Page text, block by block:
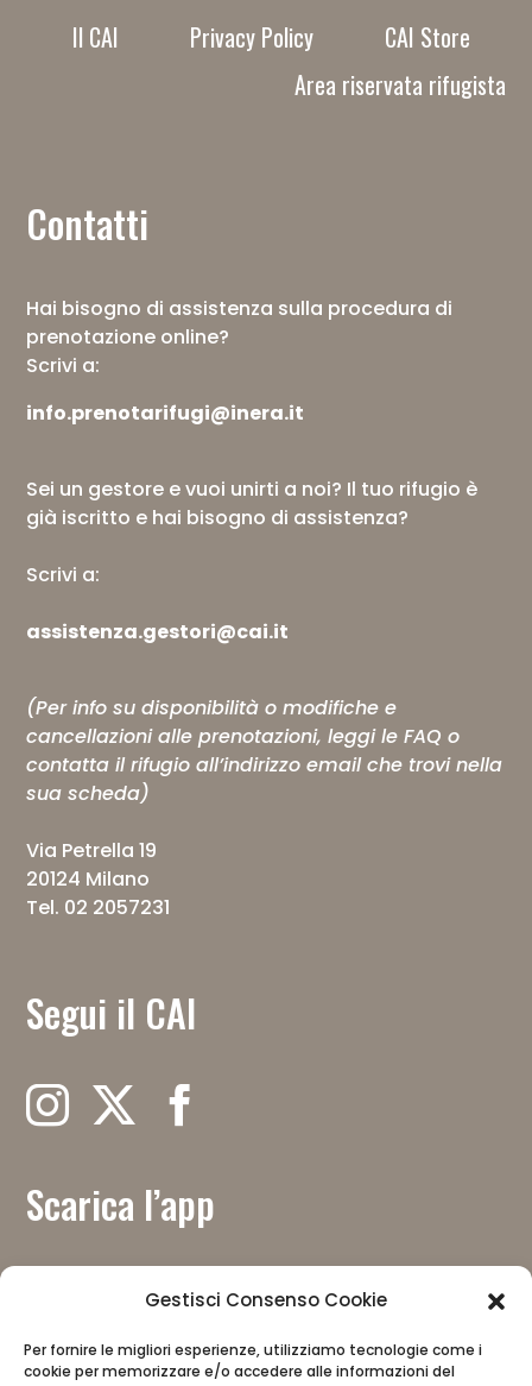
Gestisci Consenso Cookie
Per fornire le migliori esperienze, utilizziamo tecnologie come i
cookie per memorizzare e/o accedere alle informazioni del
Il CAI Privacy Policy
CAI Store
Area riservata rifugista
Contatti
Hai bisogno di assistenza sulla procedura di
prenotazione online?
Scrivi a:
info.prenotarifugi@inera.it
Sei un gestore e vuoi unirti a noi? Il tuo rifugio è
già iscritto e hai bisogno di assistenza?
Scrivi a:
assistenza.gestori@cai.it
(Per info su disponibilità o modifiche e
cancellazioni alle prenotazioni, leggi leFAQ o
contatta il rifugio all’indirizzo email che trovi nella
sua scheda)
Via Petrella 19
20124 Milano
Tel. 02 2057231
Segui il CAI
Scarica l’app